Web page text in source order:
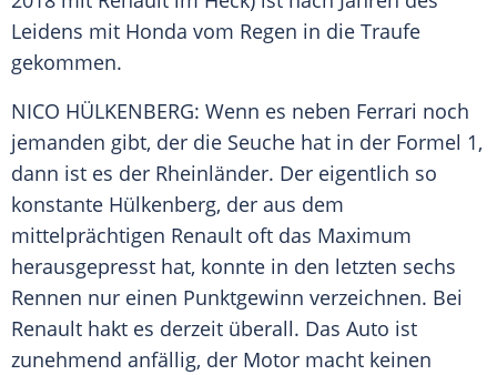
Leidens mit Honda vom Regen in die Traufe
gekommen.
NICO HÜLKENBERG: Wenn es neben Ferrari noch
jemanden gibt, der die Seuche hat in der Formel 1,
dann ist es der Rheinländer. Der eigentlich so
konstante Hülkenberg, der aus dem
mittelprächtigen Renault oft das Maximum
herausgepresst hat, konnte in den letzten sechs
Rennen nur einen Punktgewinn verzeichnen. Bei
Renault hakt es derzeit überall. Das Auto ist
zunehmend anfällig, der Motor macht keinen